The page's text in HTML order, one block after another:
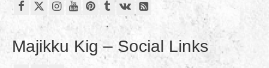
Majikku Kig – Social Links